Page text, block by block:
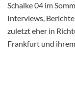
Schalke 04 im
Interviews,
zuletzt eher in
Frankfurt und